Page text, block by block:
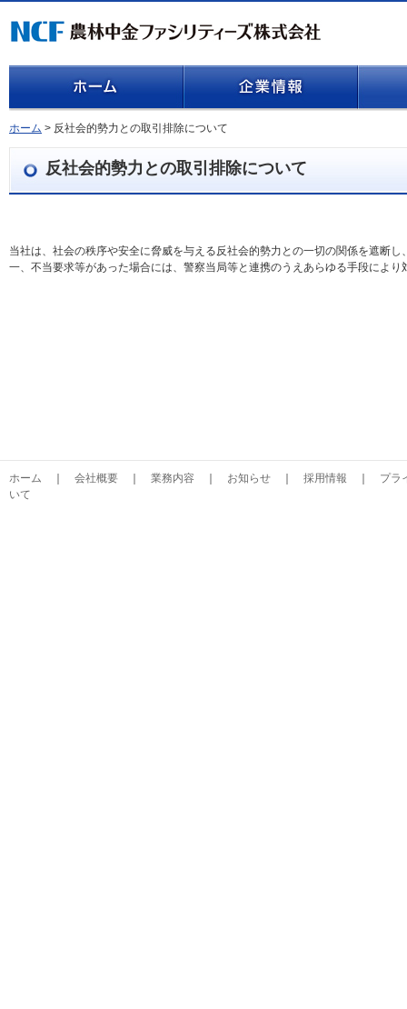
ホーム > 反社会的勢力との取引排除について
反社会的勢力との取引排除について
当社は、社会の秩序や安全に脅威を与える反社会的勢力との一切の関係を遮断
一、不当要求等があった場合には、警察当局等と連携のうえあらゆる手段により
ホーム 会社概要 業務内容 お知らせ 採用情報
プラ
いて